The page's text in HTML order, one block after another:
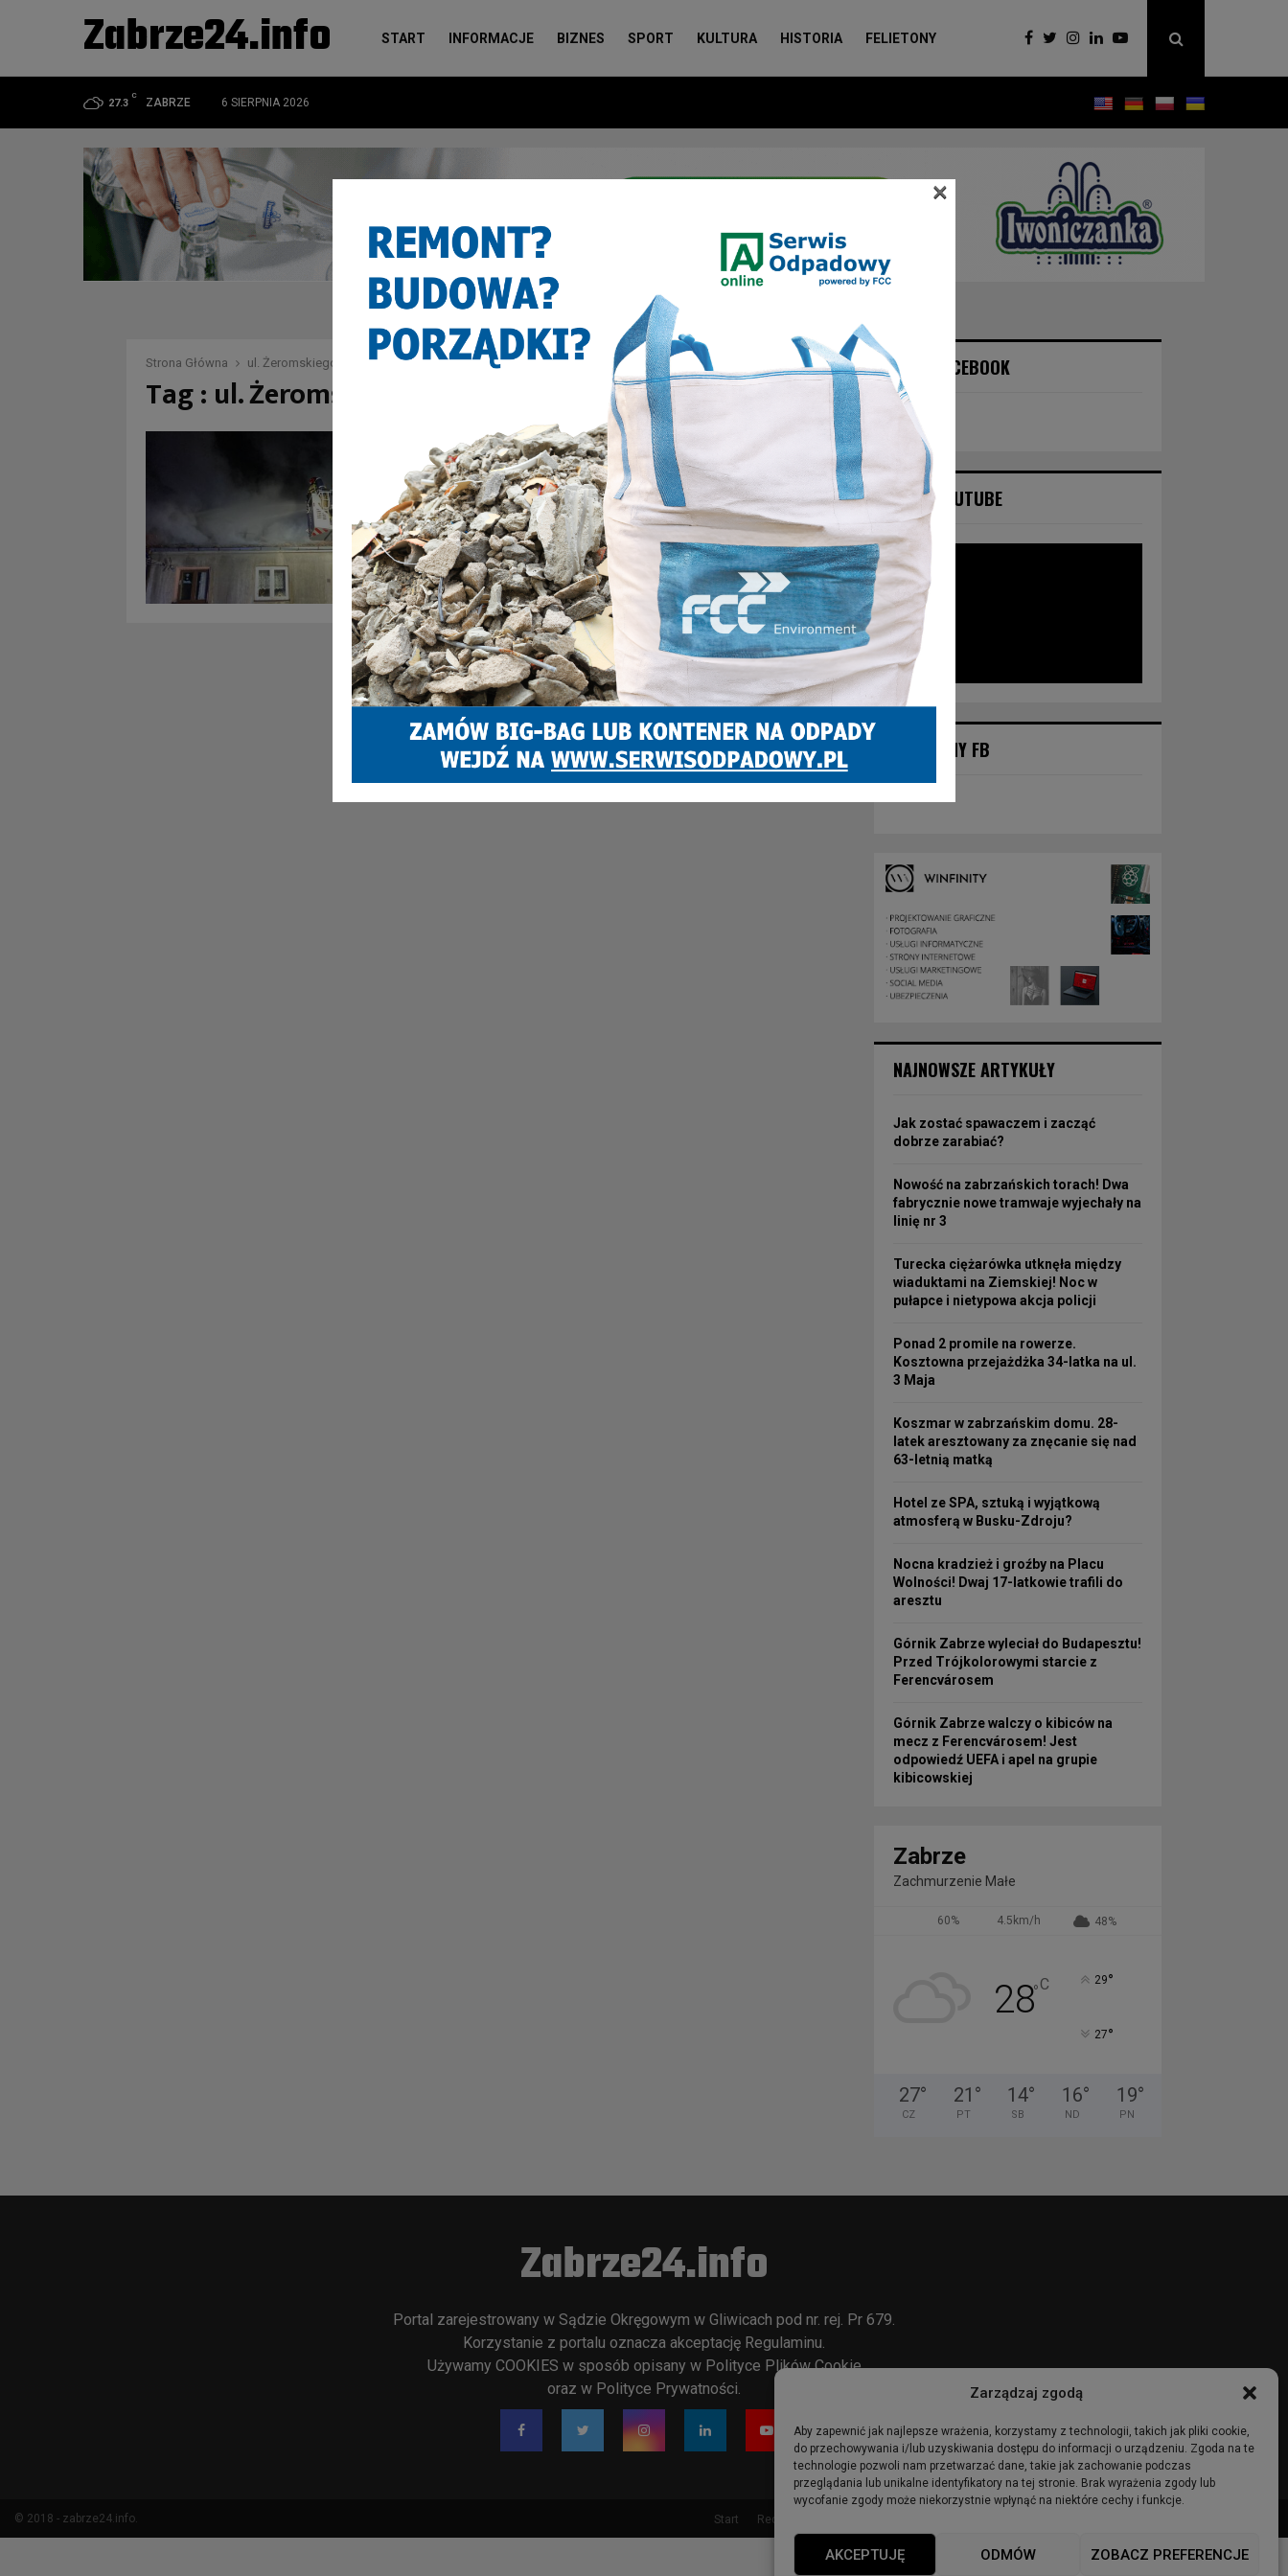
Zarządzaj zgodą
Aby zapewnić jak najlepsze wrażenia, korzystamy z technologii, takich jak pliki cookie,
do przechowywania i/lub uzyskiwania dostępu do informacji o urządzeniu. Zgoda na te
technologie pozwoli nam przetwarzać dane, takie jak zachowanie podczas
przeglądania lub unikalne identyfikatory na tej stronie. Brak wyrażenia zgody lub
wycofanie zgody może niekorzystnie wpłynąć na niektóre cechy i funkcje.
AKCEPTUJĘ ODMÓW ZOBACZ PREFERENCJE
Zabrze24.info START INFORMACJE BIZNES SPORT KULTURA HISTORIA FELIETONY
27.3
C
ZABRZE 6 SIERPNIA 2026
Strona Główna ul. Żeromskiego Zabrze
Tag : ul. Żeromskiego Zabrze
INFORMACJE
Pożar budynku na ul. Żeromskiego! Ewakuowani
lokatorzy nie wrócili do mieszkań!
Marcin Pawlenka 17 grudnia 2021 0
Do pożaru poddasza w budynku wielorodzinnym przy ul.
Żeromskiego 37 doszło dzisiejszej nocy o godz. 2.33. Z ogniem
walczyło 6 jednostek straży pożarnej. 9 mieszkańców...
NASZ FACEBOOK
NASZ YOUTUBE
POLECANY FB
NAJNOWSZE ARTYKUŁY
Jak zostać spawaczem i zacząć
dobrze zarabiać?
Nowość na zabrzańskich torach! Dwa
fabrycznie nowe tramwaje wyjechały na
linię nr 3
Turecka ciężarówka utknęła między
wiaduktami na Ziemskiej! Noc w
pułapce i nietypowa akcja policji
Ponad 2 promile na rowerze.
Kosztowna przejażdżka 34-latka na ul.
3 Maja
Koszmar w zabrzańskim domu. 28-
latek aresztowany za znęcanie się nad
63-letnią matką
Hotel ze SPA, sztuką i wyjątkową
atmosferą w Busku-Zdroju?
Nocna kradzież i groźby na Placu
Wolności! Dwaj 17-latkowie trafili do
aresztu
Górnik Zabrze wyleciał do Budapesztu!
Przed Trójkolorowymi starcie z
Ferencvárosem
Górnik Zabrze walczy o kibiców na
mecz z Ferencvárosem! Jest
odpowiedź UEFA i apel na grupie
kibicowskiej
Zabrze
Zachmurzenie Małe
60% 4.5km/h 48%
28°C 29°
27°
27°
CZ
21 °
PT
14°
SB
16°
ND
19°
PN
Zabrze24.info
Portal zarejestrowany w Sądzie Okręgowym w Gliwicach pod nr. rej. Pr 679.
Korzystanie z portalu oznacza akceptację Regulaminu
Używamy COOKIES w sposób opisany w Polityce Plików Cookie
oraz w Polityce Prywatności
© 2018 - zabrze24.info. Start Redakcja
×